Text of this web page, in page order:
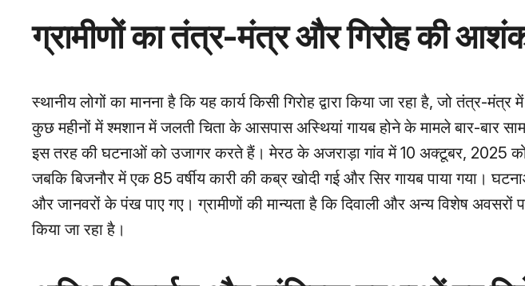
ग्रामीणों का तंत्र-मंत्र और गिरोह की
स्थानीय लोगों का मानना है कि यह कार्य किसी गिरोह द्वारा किया जा रहा है, जो तंत्र-
कुछ महीनों में श्मशान में जलती चिता के आसपास अस्थियां गायब होने के मामले बार-बार
इस तरह की घटनाओं को उजागर करते हैं। मेरठ के अजराड़ा गांव में 10 अक्टूबर, 2025
जबकि बिजनौर में एक 85 वर्षीय कारी की कब्र खोदी गई और सिर गायब पाया गया।
और जानवरों के पंख पाए गए। ग्रामीणों की मान्यता है कि दिवाली और अन्य विशेष
किया जा रहा है।